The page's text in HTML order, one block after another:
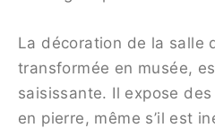
La décoration de la salle
transformée en musée,
saisissante. Il expose
en pierre, même s’il est